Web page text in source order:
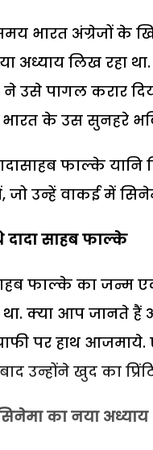
भारत अंग्रेजों के
अध्याय लिख रहा
उसे पागल करार
भारत के उस सुनहरे
फाल्के यानि
जो उन्हें वाकई में
दादा साहब फाल्के
फाल्के का जन्म
क्या आप जानते हैं
पर हाथ
उन्होंने खुद का
सिनेमा का नया अध्याय